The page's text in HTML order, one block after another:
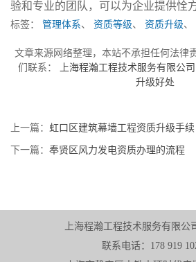
验和专业的团队，可以为企业提供恮
标签： 管理体系、 资质等级、 资质升级、
文章来源网络整理，本站不承担任何法律
们联系：
上海程瀚工程技术服务有限公司
升级好处
上一篇： 虹口区建筑幕墙工程资质升级手续
下一篇： 奉贤区风力发电资质办理的流程
上海程瀚工程技术服务有限公
联系电话：178 919